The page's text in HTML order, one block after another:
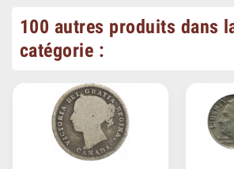
100 autres produits dans
catégorie :